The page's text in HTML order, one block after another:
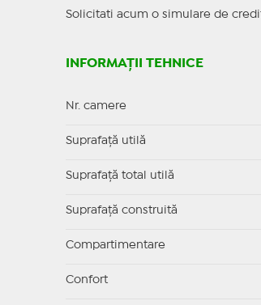
Solicitati acum o simulare de
INFORMAȚII TEHNICE
Nr. camere
Suprafaţă utilă
Suprafaţă total utilă
Suprafaţă construită
Compartimentare
Confort